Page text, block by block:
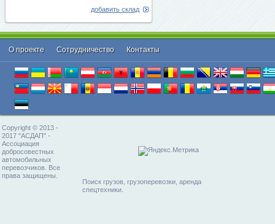
добавить склад
О проекте Cотрудничество Контакты
Copyright © 2013 -
2017 "АСДАП" -
Ассоциация
добросовестных
автомобильных
перевозчиков. Все
права защищены.
Поиск грузов, грузоперевозки, аренда
спецтехники.